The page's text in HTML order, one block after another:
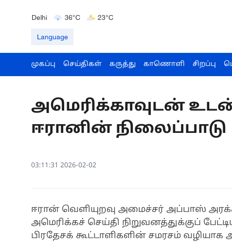
Delhi
36°C
23°C
Language
முகப்பு செய்திகள் கருத்து காணொளி சிறப்பு
அமெரிக்காவுடன்
ஈரானின் நிலைப்பாடு
03:11:31 2026-02-02
ஈரான் வெளியுறவு அமைச்சர் அப்பாஸ்
அமெரிக்கச் செய்தி நிறுவனத்துக்குப்
பிரதேசக் கூட்டாளிகளின் சமரசம்